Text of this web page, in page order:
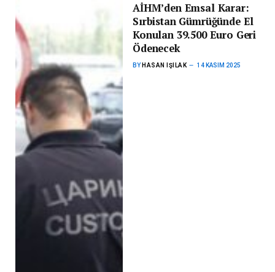
AİHM’den Emsal Karar:
Sırbistan Gümrüğünde El
Konulan 39.500 Euro Geri
Ödenecek
BY HASAN IŞILAK 14 KASIM 2025